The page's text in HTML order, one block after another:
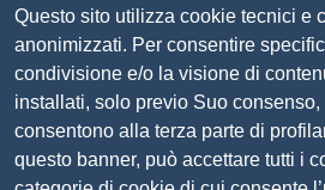
Seguici su
Sito web
Amministrazione trasparente
Mappa del sito
Questo sito utilizza cookie tecnici e
anonimizzati. Per consentire
condivisione e/o la visione di
installati, solo previo Suo
consentono alla terza parte di
questo banner, può accettare tutti i